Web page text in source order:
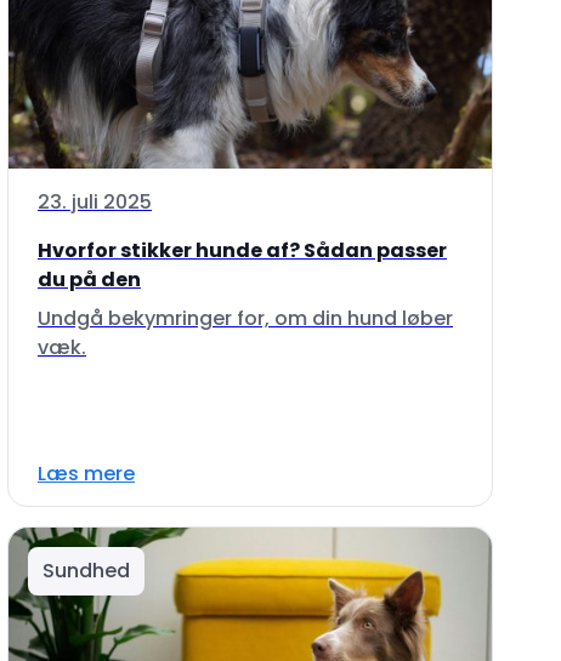
23. juli 2025
Hvorfor stikker hunde af? Sådan passer
du på den
Undgå bekymringer for, om din hund løber
væk.
Læs mere
Sundhed